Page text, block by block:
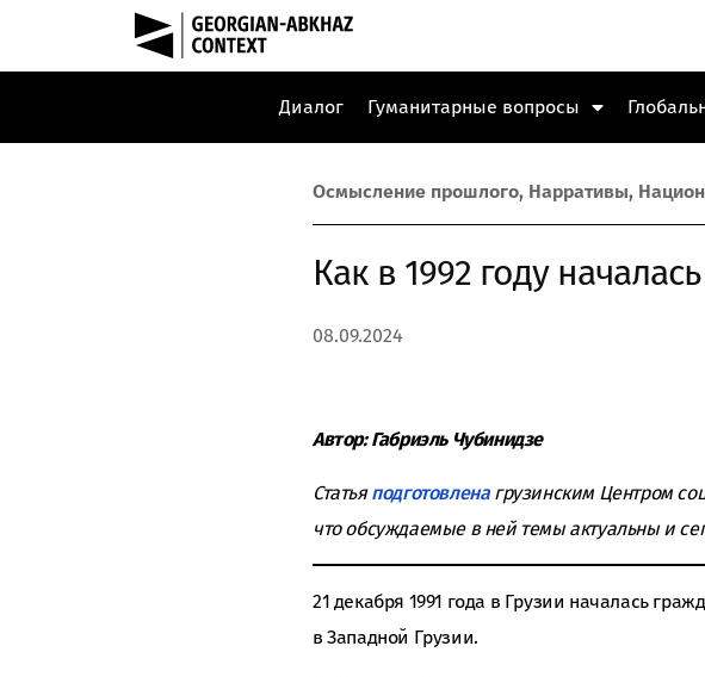
Диалог Гуманитарные вопросы
Осмысление прошлого, Нарративы,
Как в 1992 году
08.09.2024
Автор: Габриэль Чубинидзе
Статьяподготовленагрузинским Центром
что обсуждаемые в ней темы актуальны и
21 декабря 1991 года в Грузии началась
в Западной Грузии.